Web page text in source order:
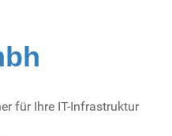
für Ihre IT-Infrastruktur